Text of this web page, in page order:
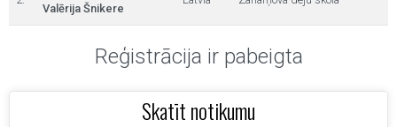
Valērija Šnikere
Reģistrācija ir pabeigta
Skatīt notikumu